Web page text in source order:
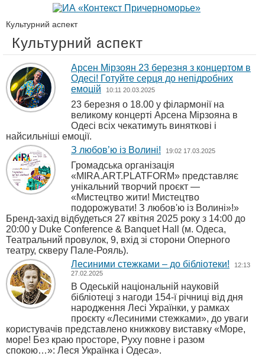
Культурний аспект
Культурний аспект
Арсен Мірзоян 23 березня з концертом в
Одесі! Готуйте серця до непідробних
емоцій
10:11 20.03.2025
23 березня о 18.00 у філармонії на
великому концерті Арсена Мірзояна в
Одесі всіх чекатимуть виняткові і
найсильніші емоції.
З любов’ю із Волині!
19:02 17.03.2025
Громадська організація
«MIRA.ART.PLATFORM» представляє
унікальний творчий проєкт —
«Мистецтво жити! Мистецтво
подорожувати! З любов'ю із Волині»!»
Бренд-захід відбудеться 27 квітня 2025 року з 14:00 до
20:00 у Duke Conference & Banquet Hall (м. Одеса,
Театральний провулок, 9, вхід зі сторони Оперного
театру, скверу Пале-Рояль).
Лесиними стежками – до бібліотеки!
12:13
27.02.2025
В Одеській національній науковій
бібліотеці з нагоди 154-ї річниці від дня
народження Лесі Українки, у рамках
проєкту «Лесиними стежками», до уваги
користувачів представлено книжкову виставку «Море,
море! Без краю просторе, Руху повне і разом
спокою…»: Леся Українка і Одеса».